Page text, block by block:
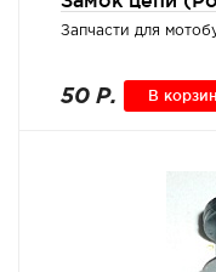
Запчасти для
50 Р. В